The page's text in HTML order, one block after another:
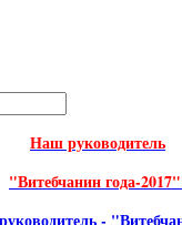
Наш руководитель
"Витебчанин года-